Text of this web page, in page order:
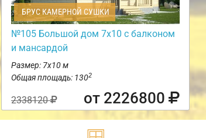
БРУС КАМЕРНОЙ СУШКИ
№105 Большой дом 7х10 с балконом
и мансардой
Размер: 7х10 м
Общая площадь: 1302
2338120 от 2226800